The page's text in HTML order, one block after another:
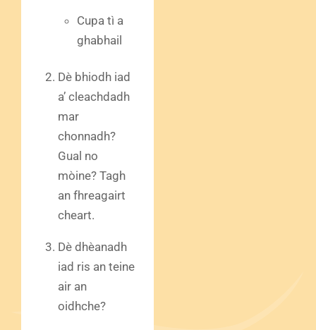
Cupa tì a
ghabhail
Dè bhiodh iad
a’ cleachdadh
mar
chonnadh?
Gual no
mòine? Tagh
an fhreagairt
cheart.
Dè dhèanadh
iad ris an teine
air an
oidhche?